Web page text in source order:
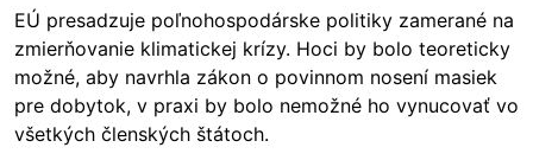
EÚ presadzuje poľnohospodárske politiky zamerané na
zmierňovanie klimatickej krízy. Hoci by bolo teoreticky
možné, aby navrhla zákon o povinnom nosení masiek
pre dobytok, v praxi by bolo nemožné ho vynucovať vo
všetkých členských štátoch.